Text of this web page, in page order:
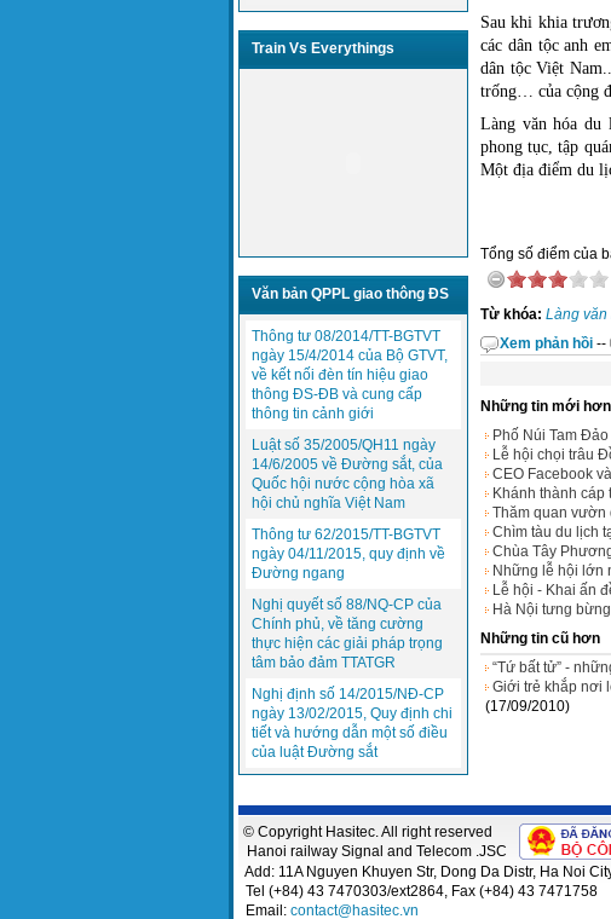
Train Vs Everythings
Văn bản QPPL giao thông ĐS
Thông tư 08/2014/TT-BGTVT
ngày 15/4/2014 của Bộ GTVT,
về kết nối đèn tín hiệu giao
thông ĐS-ĐB và cung cấp
thông tin cảnh giới
Luật số 35/2005/QH11 ngày
14/6/2005 về Đường sắt, của
Quốc hội nước cộng hòa xã
hội chủ nghĩa Việt Nam
Thông tư 62/2015/TT-BGTVT
ngày 04/11/2015, quy định về
Đường ngang
Nghị quyết số 88/NQ-CP của
Chính phủ, về tăng cường
thực hiện các giải pháp trọng
tâm bảo đảm TTATGR
Nghị định số 14/2015/NĐ-CP
ngày 13/02/2015, Quy định chi
tiết và hướng dẫn một số điều
của luật Đường sắt
Sau khi khia
các dân tộc anh
dân tộc Việt
trống… của cộng
Làng văn hóa du
phong tục, tập
Một địa điểm du
Tổng số điểm của
Từ khóa: Làng văn
Xem phản hồi --
Những tin mới hơn
Phố Núi Tam
Lễ hội chọi trâu
CEO Facebook
Khánh thành cáp
Thăm quan vườn
Chìm tàu du lịch
Chùa Tây
Những lễ hội lớn
Lễ hội - Khai ấn
Hà Nội tưng
Những tin cũ hơn
“Tứ bất tử” -
Giới trẻ khắp nơi
(17/09/2010)
© Copyright Hasitec. All right reserved
Hanoi railway Signal and Telecom .JSC
Add: 11A Nguyen Khuyen Str, Dong Da Distr, Ha Noi
Tel (+84) 43 7470303/ext2864, Fax (+84) 43 7471758
Email: contact@hasitec.vn